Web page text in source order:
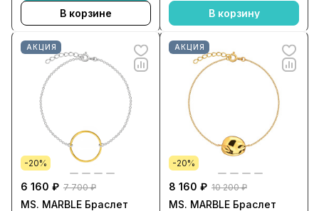
В корзине В корзину
АКЦИЯ
-20%
6 160 ₽ 7 700 ₽
MS. MARBLE Браслет
АКЦИЯ
-20%
8 160 ₽ 10 200 ₽
MS. MARBLE Браслет